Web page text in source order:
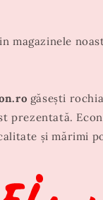
magazinele
găsești
prezentată.
și mărimi